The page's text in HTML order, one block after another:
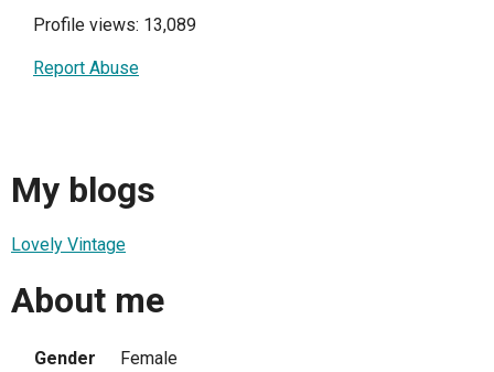
Profile views: 13,089
Report Abuse
My blogs
Lovely Vintage
About me
Gender
Female